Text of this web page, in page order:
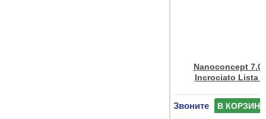
Nanoconcept 7.0
Incrociato Lista
Звоните В КОРЗИНУ